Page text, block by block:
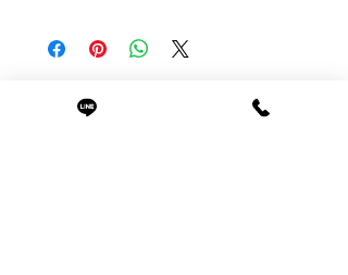
เหมาะสำหรับถอนเส้นขนเส้นใหญ่ หรือเส้น
จับเส้นขนได้แน่น ถอนออกได้ง่าย ไม่หลุด
ด้ามจับ กว้าง 0.4 ซม.
ยาว 9 ซม.
Related Products